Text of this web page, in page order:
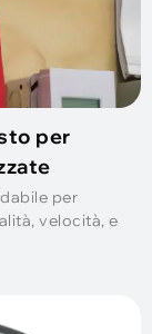
per
per
velocità, e